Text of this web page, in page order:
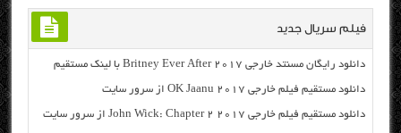
فیلم سریال جدید
دانلود رایگان مسنتد خارجی Britney Ever After 2017 با لینک مستقیم
دانلود مستقیم فیلم خارجی OK Jaanu 2017 از سرور سایت
دانلود مستقیم فیلم خارجی John Wick: Chapter 2 2017 از سرور سایت